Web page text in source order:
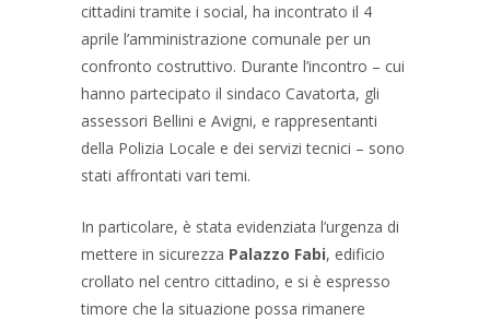
cittadini tramite i social, ha incontrato il 4
aprile l’amministrazione comunale per un
confronto costruttivo. Durante l’incontro – cui
hanno partecipato il sindaco Cavatorta, gli
assessori Bellini e Avigni, e rappresentanti
della Polizia Locale e dei servizi tecnici – sono
stati affrontati vari temi.
In particolare, è stata evidenziata l’urgenza di
mettere in sicurezza Palazzo Fabi, edificio
crollato nel centro cittadino, e si è espresso
timore che la situazione possa rimanere